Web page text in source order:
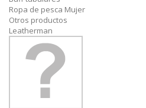
Ropa de pesca Mujer
Otros productos
Leatherman